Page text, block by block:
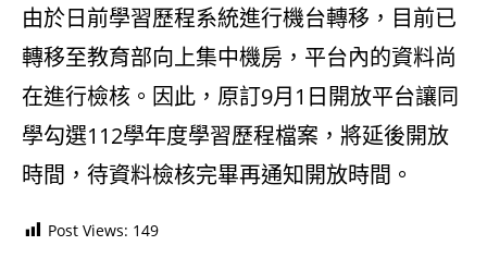
由於日前學習歷程系統進行機台轉移，目前已
轉移至教育部向上集中機房，平台內的資料尚
在進行檢核。因此，原訂9月1日開放平台讓同
學勾選112學年度學習歷程檔案，將延後開放
時間，待資料檢核完畢再通知開放時間。
Post Views: 149